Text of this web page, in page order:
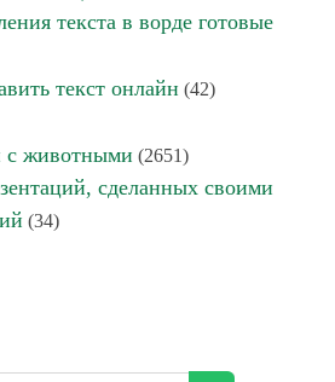
текста в ворде готовые
текст онлайн (42)
с животными (2651)
сделанных своими
(34)